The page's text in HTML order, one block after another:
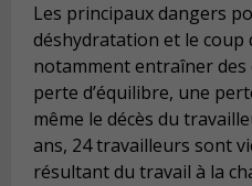
Les principaux dangers
déshydratation et le coup
notamment entraîner
perte d’équilibre, une
même le décès du
ans, 24 travailleurs sont
résultant du travail à la